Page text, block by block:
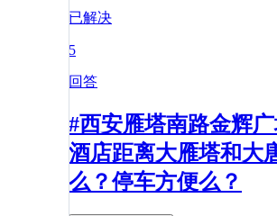
已解决
5
回答
#西安雁塔南路金辉
酒店距离大雁塔和大
么？停车方便么？